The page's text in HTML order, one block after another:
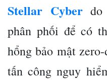
Stellar Cyberdo
phân phối để có
hổng bảo mật
tấn công nguy